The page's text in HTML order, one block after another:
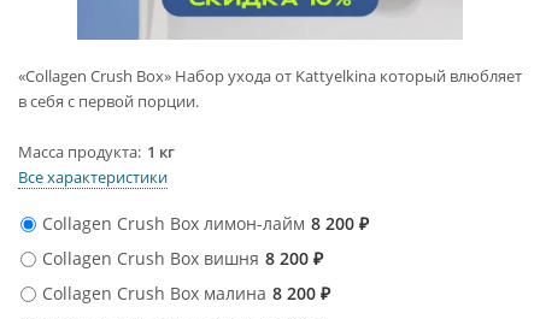
«Collagen Crush Box» Набор ухода от Kattyelkina который влюбляет
в себя с первой порции.
Масса продукта 1 кг
Все характеристики
Collagen Crush Box лимон-лайм 8 200 ₽
Collagen Crush Box вишня 8 200 ₽
Collagen Crush Box малина 8 200 ₽